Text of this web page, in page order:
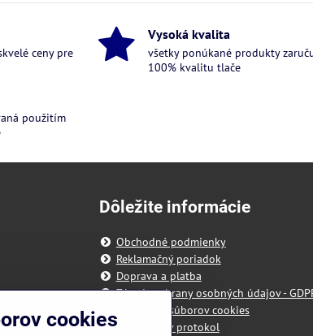
ceny pre
Vysoká kvalita
všetky ponúkané produkty
100% kvalitu tlače
použitím
Dôležite informácie
Obchodné podmienky
Reklamačný poriadok
Doprava a platba
Zásady ochrany osobných údajov -
Predvoľby súborov cookies
Reklamačný protokol
cookies